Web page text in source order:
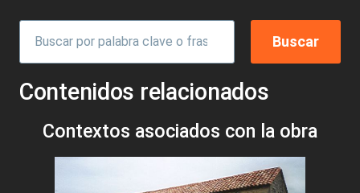
Contenidos relacionados
Contextos asociados con la obra